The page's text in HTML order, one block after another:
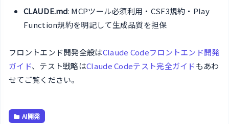
CLAUDE.md: MCPツール必須利用・CSF3規約・Play
Function規約を明記して生成品質を担保
フロントエンド開発全般はClaude Codeフロントエンド開発
ガイド、テスト戦略はClaude Codeテスト完全ガイドもあわ
せてご覧ください。
AI開発